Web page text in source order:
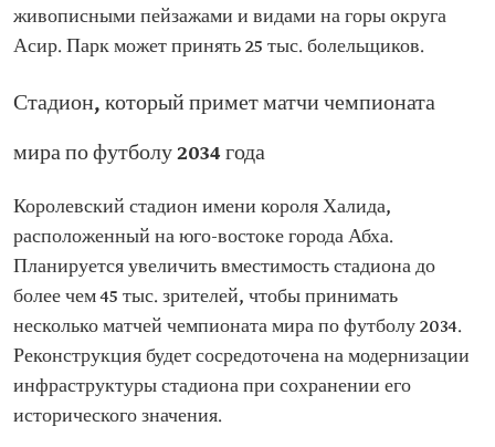
живописными пейзажами и видами на горы округа
Асир. Парк может принять 25 тыс. болельщиков.
Стадион, который примет матчи чемпионата
мира по футболу 2034 года
Королевский стадион имени короля Халида,
расположенный на юго-востоке города Абха.
Планируется увеличить вместимость стадиона до
более чем 45 тыс. зрителей, чтобы принимать
несколько матчей чемпионата мира по футболу 2034.
Реконструкция будет сосредоточена на модернизации
инфраструктуры стадиона при сохранении его
исторического значения.